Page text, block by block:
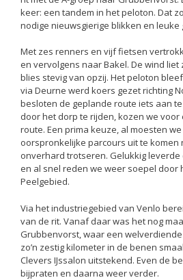
keer: een tandem in het peloton. Dat
nodige nieuwsgierige blikken en
Met zes renners en vijf fietsen
en vervolgens naar Bakel. De wind liet
blies stevig van opzij. Het peloton
via Deurne werd koers gezet richting
besloten de geplande route iets aan
door het dorp te rijden, kozen we
route. Een prima keuze, al moesten
oorspronkelijke parcours uit te komen
onverhard trotseren. Gelukkig
en al snel reden we weer soepel door
Peelgebied.
Via het industriegebied van Venlo
van de rit. Vanaf daar was het nog
Grubbenvorst, waar een
zo’n zestig kilometer in de benen
Clevers IJssalon uitstekend. Even de
bijpraten en daarna weer verder.